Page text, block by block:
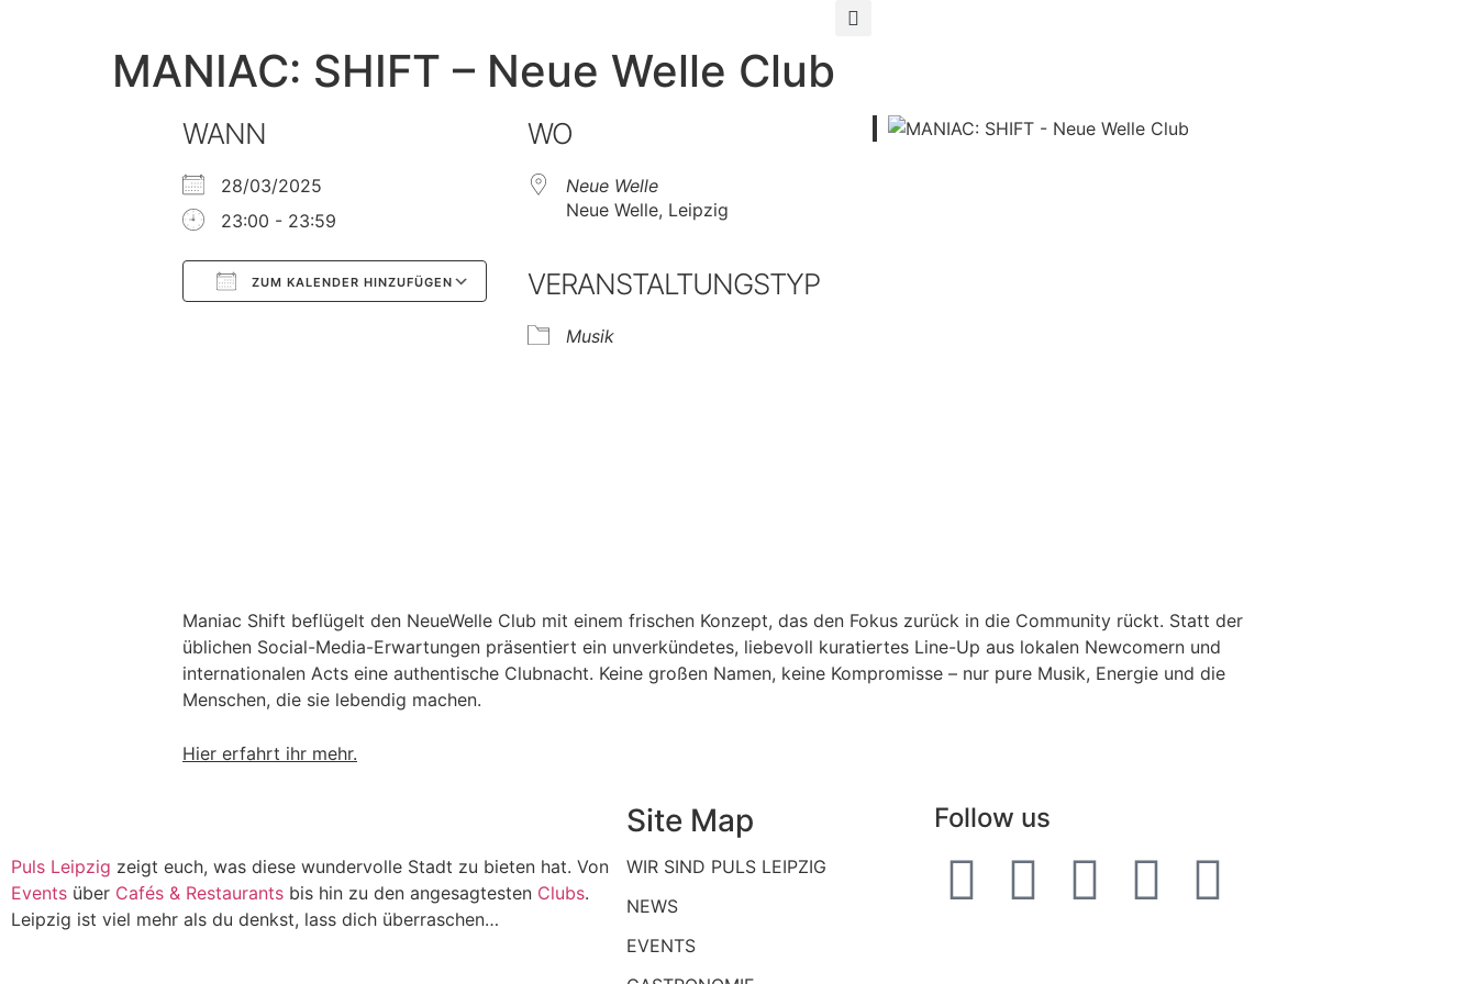
MANIAC: SHIFT – Neue Welle Club
WANN
28/03/2025
23:00 - 23:59
ZUM KALENDER HINZUFÜGEN
WO
Neue Welle
Neue Welle, Leipzig
VERANSTALTUNGSTYP
Musik
Maniac Shift beflügelt den NeueWelle Club mit einem frischen Konzept, das den Fokus zurück in die Community rückt. Statt der
üblichen Social-Media-Erwartungen präsentiert ein unverkündetes, liebevoll kuratiertes Line-Up aus lokalen Newcomern und
internationalen Acts eine authentische Clubnacht. Keine großen Namen, keine Kompromisse – nur pure Musik, Energie und die
Menschen, die sie lebendig machen.
Hier erfahrt ihr mehr.
Puls Leipzig zeigt euch, was diese wundervolle Stadt zu bieten hat. Von
Events über Cafés & Restaurants bis hin zu den angesagtesten Clubs.
Leipzig ist viel mehr als du denkst, lass dich überraschen…
Site Map
WIR SIND PULS LEIPZIG
NEWS
EVENTS
Follow us